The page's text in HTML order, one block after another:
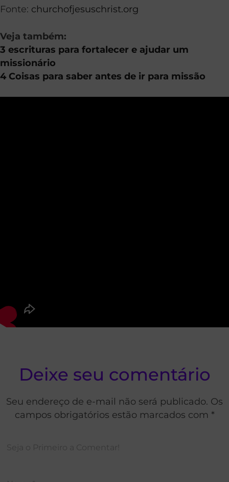
Fonte: churchofjesuschrist.org
Veja também:
3 escrituras para fortalecer e ajudar um
missionário
4 Coisas para saber antes de ir para missão
Deixe seu comentário
Seu endereço de e-mail não será publicado. Os
campos obrigatórios estão marcados com *